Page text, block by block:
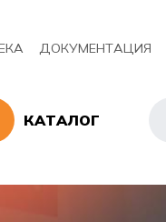
ДОКУМЕНТАЦИЯ
КАТАЛОГ